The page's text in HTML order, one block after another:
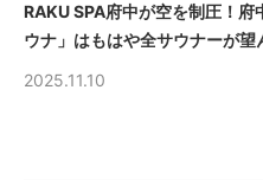
RAKU SPA府中が空を制圧！
ウナ」はもはや全サウナーが望
2025.11.10